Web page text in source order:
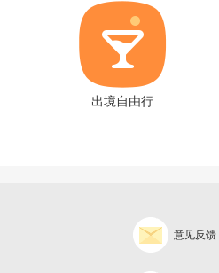
出境自由行
意见反馈